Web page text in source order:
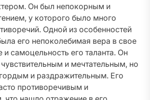
Он был непокорным и
у которого было много
Одной из особенностей
его непоколебимая вера в свое
и самоцельность его таланта. Он
и мечтательным, но
и раздражительным. Его
противоречивым и